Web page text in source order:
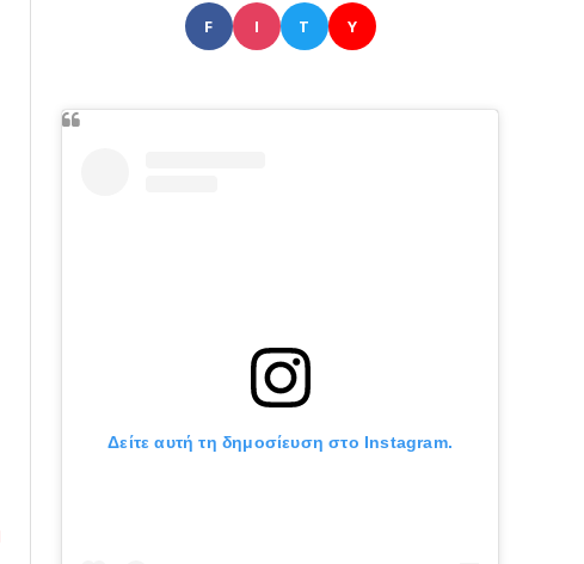
F I T Y
Δείτε αυτή τη δημοσίευση στο Instagram.